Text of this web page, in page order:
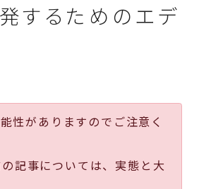
するためのエデ
性がありますのでご注意く
記事については、実態と大